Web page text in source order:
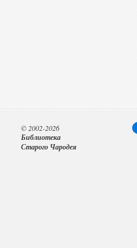
© 2002-2026
Библиотека
Старого Чародея